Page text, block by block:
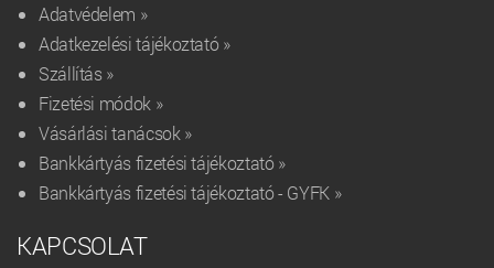
Adatvédelem »
Adatkezelési tájékoztató »
Szállítás »
Fizetési módok »
Vásárlási tanácsok »
Bankkártyás fizetési tájékoztató »
Bankkártyás fizetési tájékoztató - GYFK »
KAPCSOLAT